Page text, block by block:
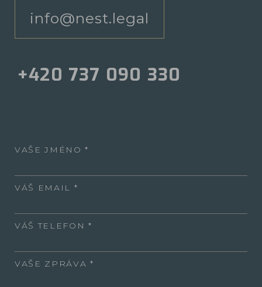
info@nest.legal
+420 737 090 330
VAŠE JMÉNO
VÁŠ EMAIL
VÁŠ TELEFON
VAŠE ZPRÁVA